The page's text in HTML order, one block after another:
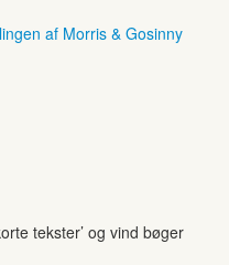
af Morris & Gosinny
tekster’ og vind bøger